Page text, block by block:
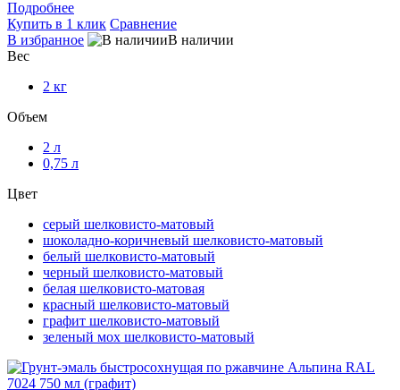
Подробнее
Купить в 1 клик Сравнение
В избранное
В наличии
Вес
2 кг
Объем
2 л
0,75 л
Цвет
серый шелковисто-матовый
шоколадно-коричневый шелковисто-матовый
белый шелковисто-матовый
черный шелковисто-матовый
белая шелковисто-матовая
красный шелковисто-матовый
графит шелковисто-матовый
зеленый мох шелковисто-матовый